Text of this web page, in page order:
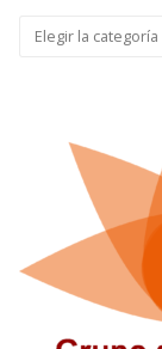
Seleccionar
categoría